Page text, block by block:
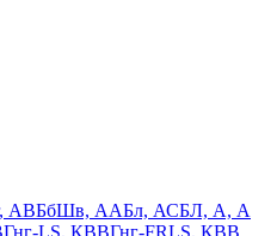
ААБл, АСБЛ, А, А
LS, КВВГнг-FRLS, КВВ